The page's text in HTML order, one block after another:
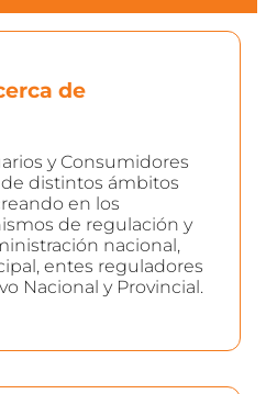
de
y Consumidores
distintos ámbitos
en los
de regulación y
nacional,
entes reguladores
Nacional y Provincial.